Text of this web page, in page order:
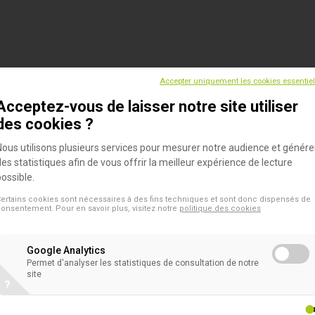
Accepter uniquement les cookies
vous de laisser notre site utiliser
cookies ?
utilisons plusieurs services pour mesurer notre audience et
statistiques afin de vous offrir la meilleur expérience de lecture
cookies sont nécessaires à des fins techniques et sont donc dispensés de
Pour en savoir plus, visitez notre politique des cookies
Google Analytics
Permet d'analyser les statistiques de consultation de notre
site
?